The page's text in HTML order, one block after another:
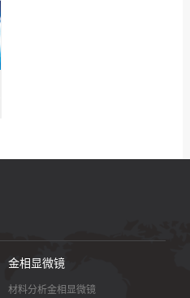
金相显微镜
材料分析金相显微镜